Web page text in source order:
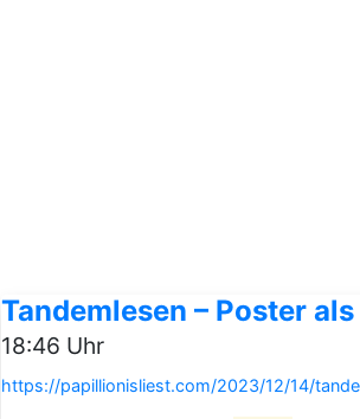
Tandemlesen – Poster
18:46 Uhr
https://papillionisliest.com/2023/12/14/